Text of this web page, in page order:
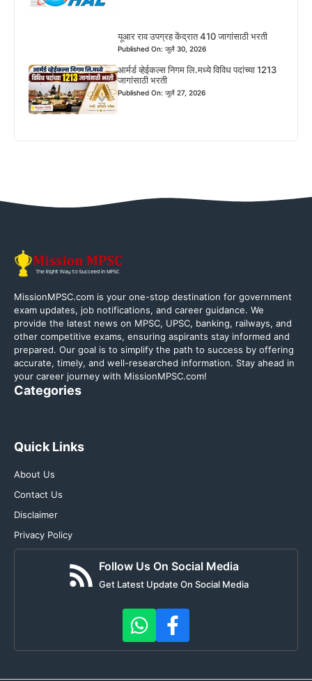
यूआर राव उपग्रह केंद्रात 410 जागांसाठी भरती
Published On: जुलै 30, 2026
आर्मर्ड व्हेईकल्स निगम लि.मध्ये विविध पदांच्या 1213
जागांसाठी भरती
Published On: जुलै 27, 2026
MissionMPSC.com is your one-stop destination for government
exam updates, job notifications, and career guidance. We
provide the latest news on MPSC, UPSC, banking, railways, and
other competitive exams, ensuring aspirants stay informed and
prepared. Our goal is to simplify the path to success by offering
accurate, timely, and well-researched information. Stay ahead in
your career journey with MissionMPSC.com!
Categories
Quick Links
About Us
Contact Us
Disclaimer
Privacy Policy
Follow Us On Social Media
Get Latest Update On Social Media